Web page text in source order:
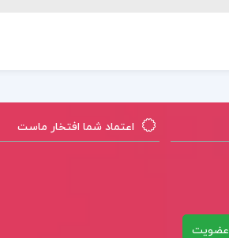
عضویت
اعتماد شما افتخار ماست